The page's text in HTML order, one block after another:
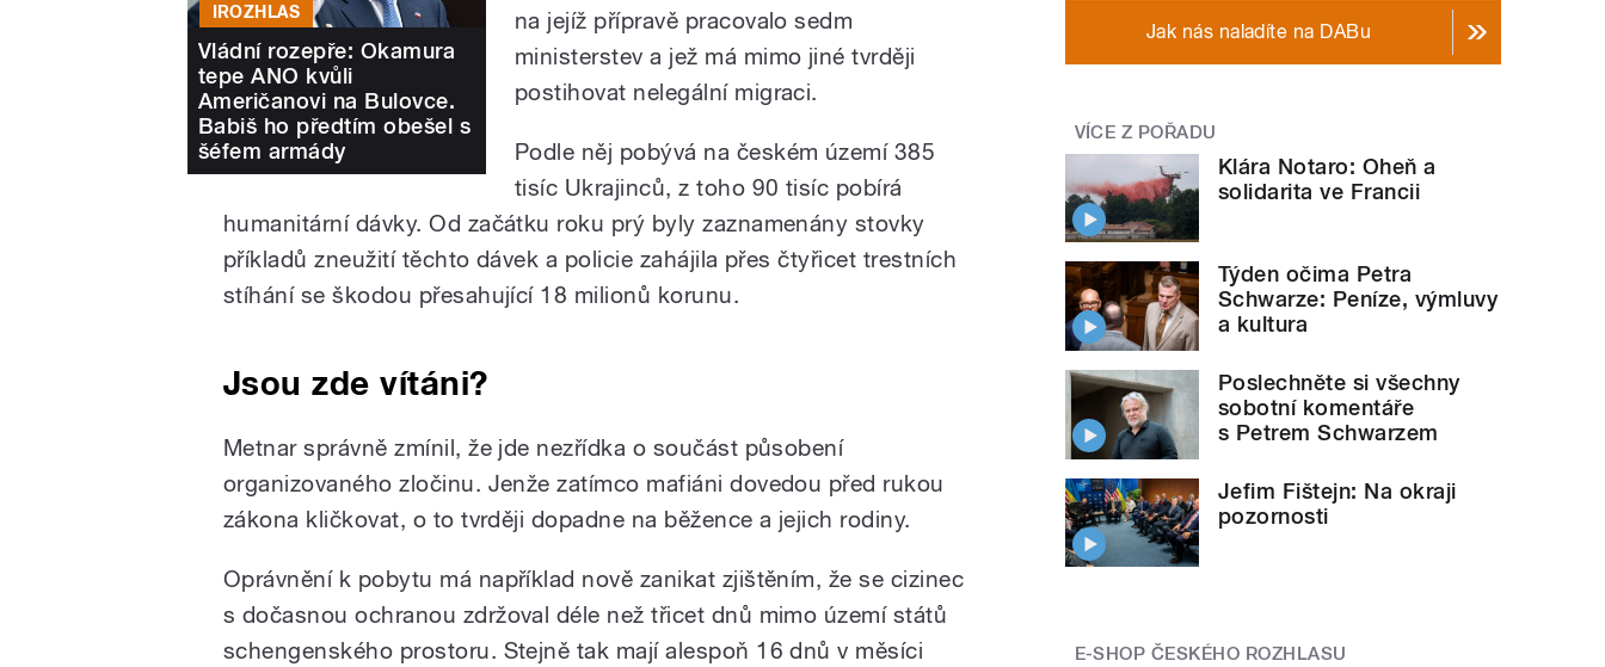
IROZHLAS
Vládní rozepře: Okamura
tepe ANO kvůli
Američanovi na Bulovce.
Babiš ho předtím obešel s
šéfem armády
na jejíž přípravě pracovalo sedm
ministerstev a jež má mimo jiné tvrději
postihovat nelegální migraci.
Podle něj pobývá na českém území 385
tisíc Ukrajinců, z toho 90 tisíc pobírá
humanitární dávky. Od začátku roku prý byly zaznamenány stovky
příkladů zneužití těchto dávek a policie zahájila přes čtyřicet trestních
stíhání se škodou přesahující 18 milionů korunu.
Jsou zde vítáni?
Metnar správně zmínil, že jde nezřídka o součást působení
organizovaného zločinu. Jenže zatímco mafiáni dovedou před rukou
zákona kličkovat, o to tvrději dopadne na běžence a jejich rodiny.
Oprávnění k pobytu má například nově zanikat zjištěním, že se cizinec
s dočasnou ochranou zdržoval déle než třicet dnů mimo území států
schengenského prostoru. Stejně tak mají alespoň 16 dnů v měsíci
Jak nás naladíte na DABu
VÍCE Z POŘADU
Klára Notaro: Oheň a
solidarita ve Francii
Týden očima Petra
Schwarze: Peníze, výmluvy
a kultura
Poslechněte si všechny
sobotní komentáře
s Petrem Schwarzem
Jefim Fištejn: Na okraji
pozornosti
E-SHOP ČESKÉHO ROZHLASU